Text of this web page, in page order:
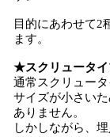
目的にあわせて2
ます。
★スクリュータイ
通常スクリュー
サイズが小さい
ありません。
しかしながら、